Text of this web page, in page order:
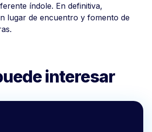
índole. En definitiva,
lugar de encuentro y fomento de
interesar